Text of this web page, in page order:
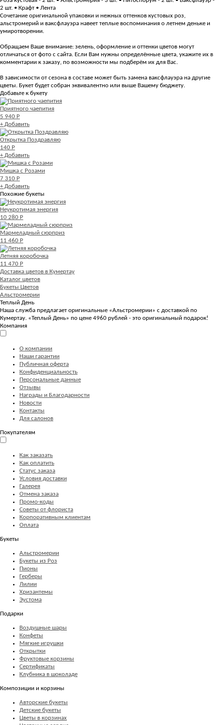
2 шт. • Крафт • Лента
Сочетание оригинальной упаковки и нежных оттенков кустовых роз,
альстромерий и ваксфлауэра навеет теплые воспоминания о летнем деньке и
умиротворении.
Обращаем Ваше внимание: зелень, оформление и оттенки цветов могут
отличаться от фото с сайта. Если Вам нужны определённые цвета, укажите их в
комментарии к заказу, по возможности мы подберём их для Вас.
В зависимости от сезона в составе может быть замена ваксфлауэра на другие
цветы. Букет будет собран эквивалентно или выше Вашему бюджету.
Добавьте к букету
Приятного чаепития
5 940 Р
+ Добавить
Открытка Поздравляю
140 Р
+ Добавить
Мишка с Розами
7 310 Р
+ Добавить
Похожие букеты
Неукротимая энергия
10 280 Р
Мармеладный сюрприз
11 460 Р
Летняя коробочка
11 470 Р
Доставка цветов в Кумертау
Каталог цветов
Букеты Цветов
Альстромерии
Теплый День
Наша служба предлагает оригинальные «Альстромерии» с доставкой по
Кумертау. «Теплый День» по цене 4960 рублей - это оригинальный подарок!
Компания
О компании
Наши гарантии
Публичная оферта
Конфиденциальность
Персональные данные
Отзывы
Награды и Благодарности
Новости
Контакты
Для салонов
Покупателям
Как заказать
Как оплатить
Статус заказа
Условия доставки
Галерея
Отмена заказа
Промо-коды
Советы от флориста
Корпоративным клиентам
Оплата
Букеты
Альстромерии
Букеты из Роз
Пионы
Герберы
Лилии
Хризантемы
Эустома
Подарки
Воздушные шары
Конфеты
Мягкие игрушки
Открытки
Фруктовые корзины
Сертификаты
Клубника в шоколаде
Композиции и корзины
Авторские букеты
Детские букеты
Цветы в корзинах